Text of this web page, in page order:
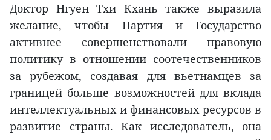
Доктор Нгуен Тхи Кхань также выразила
желание, чтобы Партия и Государство
активнее совершенствовали правовую
политику в отношении соотечественников
за рубежом, создавая для вьетнамцев за
границей больше возможностей для вклада
интеллектуальных и финансовых ресурсов в
развитие страны. Как исследователь, она